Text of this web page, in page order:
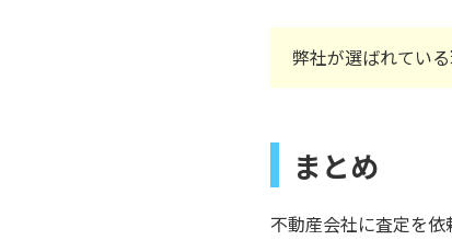
弊社が選ばれている
まとめ
不動産会社に査定を